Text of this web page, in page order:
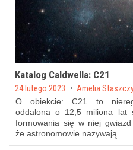
Katalog Caldwella: C21
Posted on
24 lutego 2023 by Amelia
O obiekcie: C21 to
oddalona o 12,5 miliona lat
formowania się w niej
że astronomowie nazywają …